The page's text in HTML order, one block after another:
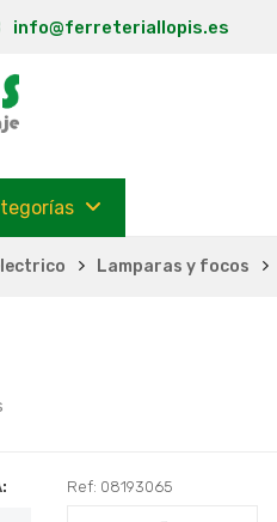
info@ferreteriallopis.es
Lamparas y focos
Ref: 08193065